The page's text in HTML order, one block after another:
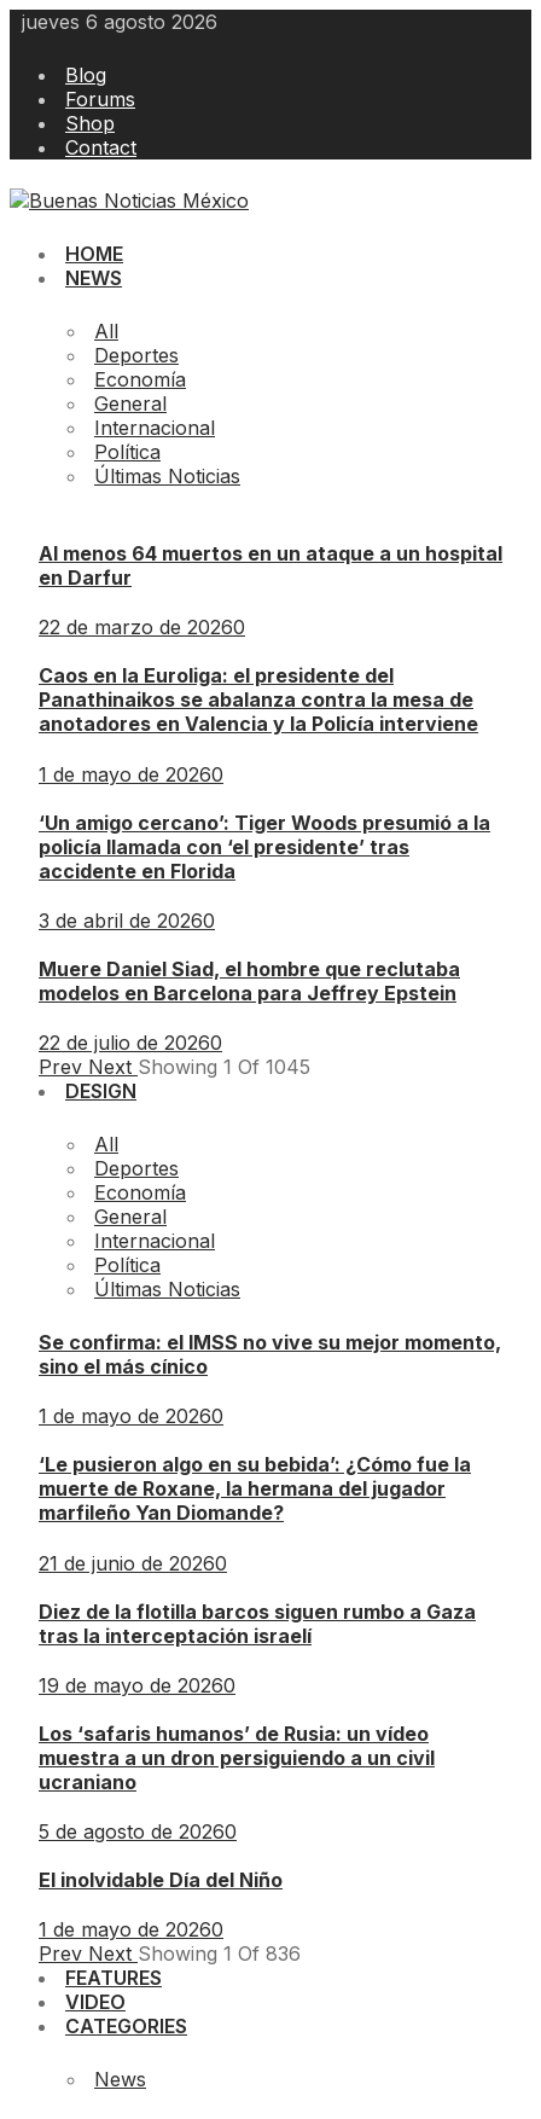
Skip
content
jueves 6 agosto 2026
Blog
Forums
Shop
Contact
HOME
NEWS
All
Deportes
Economía
General
Internacional
Política
Últimas Noticias
Al menos 64 muertos en un ataque a un hospital
en Darfur
22 de marzo de 20260
Caos en la Euroliga: el presidente del
Panathinaikos se abalanza contra la mesa de
anotadores en Valencia y la Policía interviene
1 de mayo de 20260
‘Un amigo cercano’: Tiger Woods presumió a la
policía llamada con ‘el presidente’ tras
accidente en Florida
3 de abril de 20260
Muere Daniel Siad, el hombre que reclutaba
modelos en Barcelona para Jeffrey Epstein
22 de julio de 20260
Prev Next Showing 1 Of 1045
DESIGN
All
Deportes
Economía
General
Internacional
Política
Últimas Noticias
Se confirma: el IMSS no vive su mejor momento,
sino el más cínico
1 de mayo de 20260
‘Le pusieron algo en su bebida’: ¿Cómo fue la
muerte de Roxane, la hermana del jugador
marfileño Yan Diomande?
21 de junio de 20260
Diez de la flotilla barcos siguen rumbo a Gaza
tras la interceptación israelí
19 de mayo de 20260
Los ‘safaris humanos’ de Rusia: un vídeo
muestra a un dron persiguiendo a un civil
ucraniano
5 de agosto de 20260
El inolvidable Día del Niño
1 de mayo de 20260
Prev Next Showing 1 Of 836
FEATURES
VIDEO
CATEGORIES
News